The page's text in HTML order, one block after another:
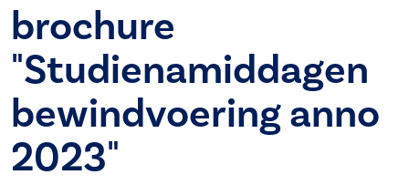
brochure
"Studienamiddagen
bewindvoering anno
2023"